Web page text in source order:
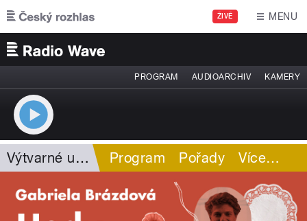
Přejít k hlavnímu obsahu
ŽIVĚ MENU
PROGRAM AUDIOARCHIV KAMERY
Výtvarné umění Program Pořady Více…